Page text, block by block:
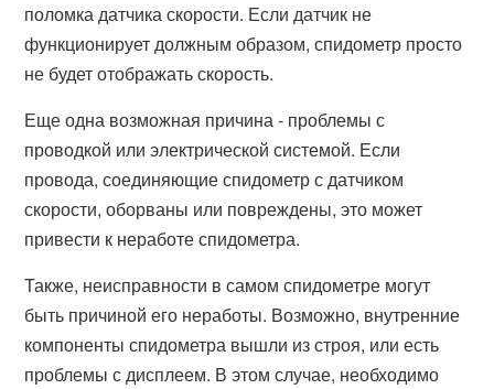
поломка датчика скорости. Если датчик не
функционирует должным образом, спидометр просто
не будет отображать скорость.
Еще одна возможная причина - проблемы с
проводкой или электрической системой. Если
провода, соединяющие спидометр с датчиком
скорости, оборваны или повреждены, это может
привести к неработе спидометра.
Также, неисправности в самом спидометре могут
быть причиной его неработы. Возможно, внутренние
компоненты спидометра вышли из строя, или есть
проблемы с дисплеем. В этом случае, необходимо